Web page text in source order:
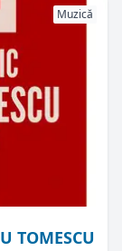
Muzică
TOMESCU